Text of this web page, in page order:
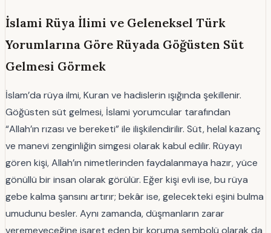
İslami Rüya İlimi ve Geleneksel Türk
Yorumlarına Göre Rüyada Göğüsten Süt
Gelmesi Görmek
İslam’da rüya ilmi, Kuran ve hadislerin ışığında şekillenir.
Göğüsten süt gelmesi, İslami yorumcular tarafından
“Allah’ın rızası ve bereketi” ile ilişkilendirilir. Süt, helal kazanç
ve manevi zenginliğin simgesi olarak kabul edilir. Rüyayı
gören kişi, Allah’ın nimetlerinden faydalanmaya hazır, yüce
gönüllü bir insan olarak görülür. Eğer kişi evli ise, bu rüya
gebe kalma şansını artırır; bekâr ise, gelecekteki eşini bulma
umudunu besler. Aynı zamanda, düşmanların zarar
veremeyeceğine işaret eden bir koruma sembolü olarak da